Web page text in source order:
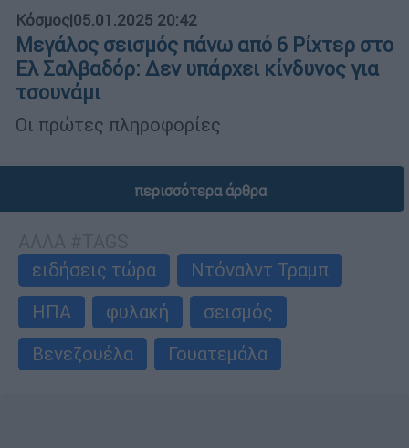
Κόσμος|05.01.2025 20:42
Μεγάλος σεισμός πάνω από 6 Ρίχτερ στο
Ελ Σαλβαδόρ: Δεν υπάρχει κίνδυνος για
τσουνάμι
Οι πρώτες πληροφορίες
περισσότερα άρθρα
ειδήσεις τώρα
Ντόναλντ Τραμπ
ΗΠΑ
φυλακή
σεισμός
Βενεζουέλα
Γουατεμάλα